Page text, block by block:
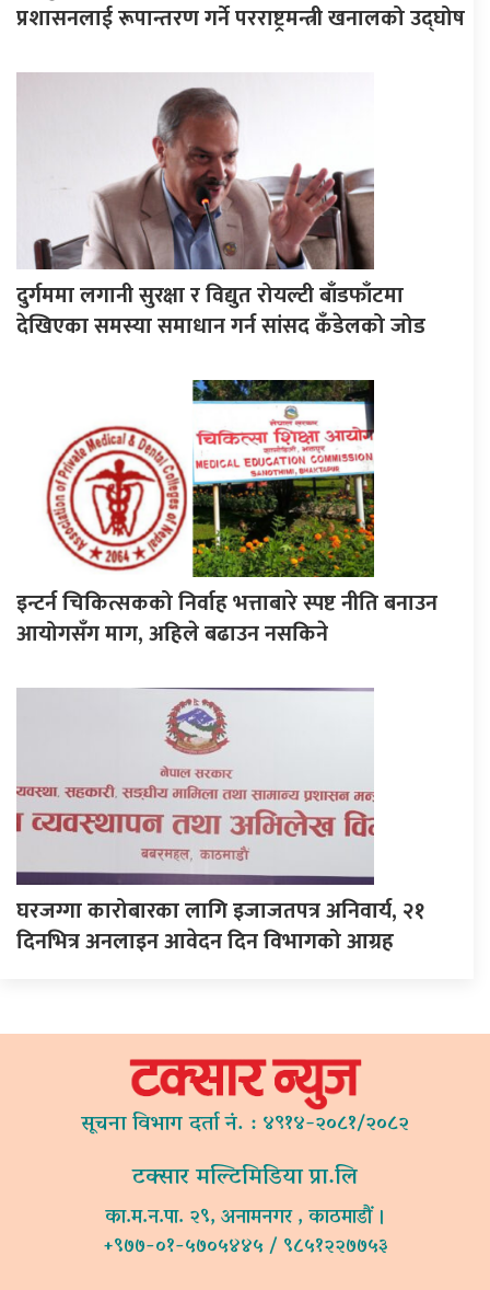
प्रशासनलाई रूपान्तरण गर्ने परराष्ट्रमन्त्री खनालको उद्घोष
दुर्गममा लगानी सुरक्षा र विद्युत रोयल्टी बाँडफाँटमा
देखिएका समस्या समाधान गर्न सांसद कँडेलको जोड
इन्टर्न चिकित्सकको निर्वाह भत्ताबारे स्पष्ट नीति बनाउन
आयोगसँग माग, अहिले बढाउन नसकिने
घरजग्गा कारोबारका लागि इजाजतपत्र अनिवार्य, २१
दिनभित्र अनलाइन आवेदन दिन विभागको आग्रह
सूचना विभाग दर्ता नं. : ४९१४-२०८१/२०८२
टक्सार मल्टिमिडिया प्रा.लि
का.म.न.पा. २९, अनामनगर , काठमाडौं ।
+९७७-०१-५७०५४४५ / ९८५१२२७७५३